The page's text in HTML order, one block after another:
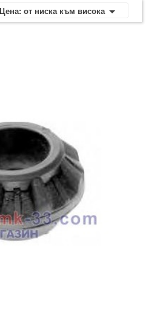
Цена: от ниска към висока